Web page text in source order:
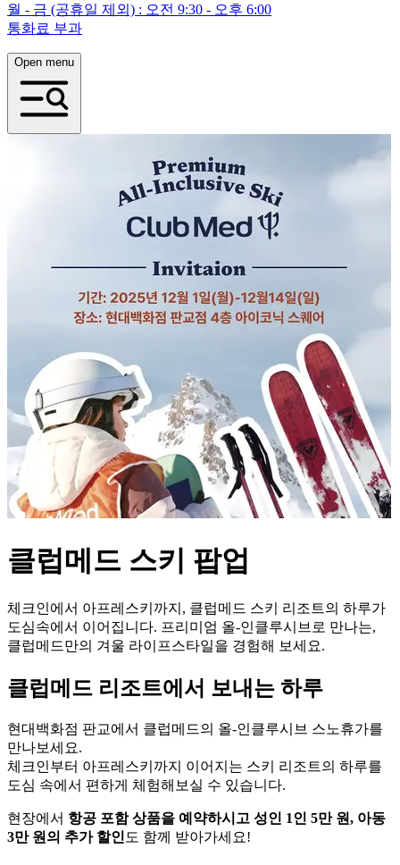
월 - 금 (공휴일 제외) : 오전 9:30 - 오후 6:00
통화료 부과
Open menu
클럽메드 스키 팝업
체크인에서 아프레스키까지, 클럽메드 스키 리조트의 하루가
도심속에서 이어집니다. 프리미엄 올-인클루시브로 만나는,
클럽메드만의 겨울 라이프스타일을 경험해 보세요.
클럽메드 리조트에서 보내는 하루
현대백화점 판교에서 클럽메드의 올-인클루시브 스노휴가를
만나보세요.
체크인부터 아프레스키까지 이어지는 스키 리조트의 하루를
도심 속에서 편하게 체험해보실 수 있습니다.
현장에서 항공 포함 상품을 예약하시고 성인 1인 5만 원, 아동
3만 원의 추가 할인 도 함께 받아가세요!